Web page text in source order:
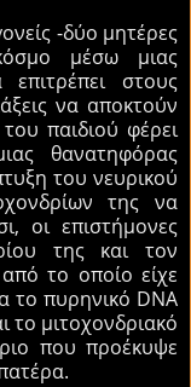
-δύο μητέρες
μέσω μιας
επιτρέπει στους
να αποκτούν
παιδιού φέρει
θανατηφόρας
του νευρικού
της να
οι επιστήμονες
της και τον
το οποίο είχε
το πυρηνικό DNA
το μιτοχονδριακό
που προέκυψε